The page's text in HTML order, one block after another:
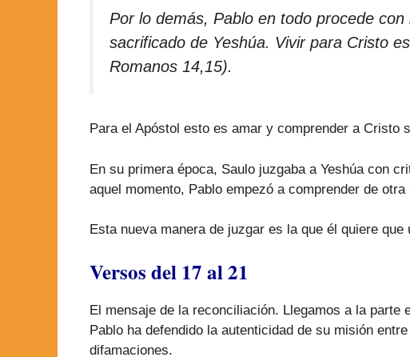
Por lo demás, Pablo en todo procede
sacrificado de Yeshúa. Vivir para Cristo
Romanos 14,15).
Para el Apóstol esto es amar y comprender a Cristo
En su primera época, Saulo juzgaba a Yeshúa con
aquel momento, Pablo empezó a comprender de otra
Esta nueva manera de juzgar es la que él quiere
Versos del 17 al 21
El mensaje de la reconciliación. Llegamos a la parte
Pablo ha defendido la autenticidad de su misión
difamaciones.